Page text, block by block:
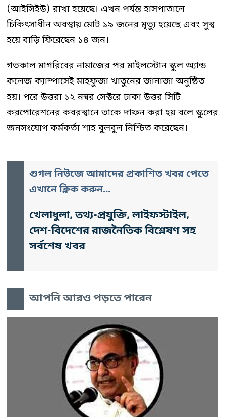
(আইসিইউ) রাখা হয়েছে। এখন পর্যন্ত হাসপাতালে
চিকিৎসাধীন অবস্থায় মোট ১৯ জনের মৃত্যু হয়েছে এবং সুস্থ
হয়ে বাড়ি ফিরেছেন ১৪ জন।
গতকাল মাগরিবের নামাজের পর মাইলস্টোন স্কুল অ্যান্ড
কলেজ ক্যাম্পাসেই মাহফুজা খাতুনের জানাজা অনুষ্ঠিত
হয়। পরে উত্তরা ১২ নম্বর সেক্টরে ঢাকা উত্তর সিটি
করপোরেশনের কবরস্থানে তাকে দাফন করা হয় বলে স্কুলের
জনসংযোগ কর্মকর্তা শাহ বুলবুল নিশ্চিত করেছেন।
গুগল নিউজে আমাদের প্রকাশিত খবর পেতে
এখানে ক্লিক করুন...
খেলাধুলা, তথ্য-প্রযুক্তি, লাইফস্টাইল,
দেশ-বিদেশের রাজনৈতিক বিশ্লেষণ সহ
সর্বশেষ খবর
আপনি আরও পড়তে পারেন